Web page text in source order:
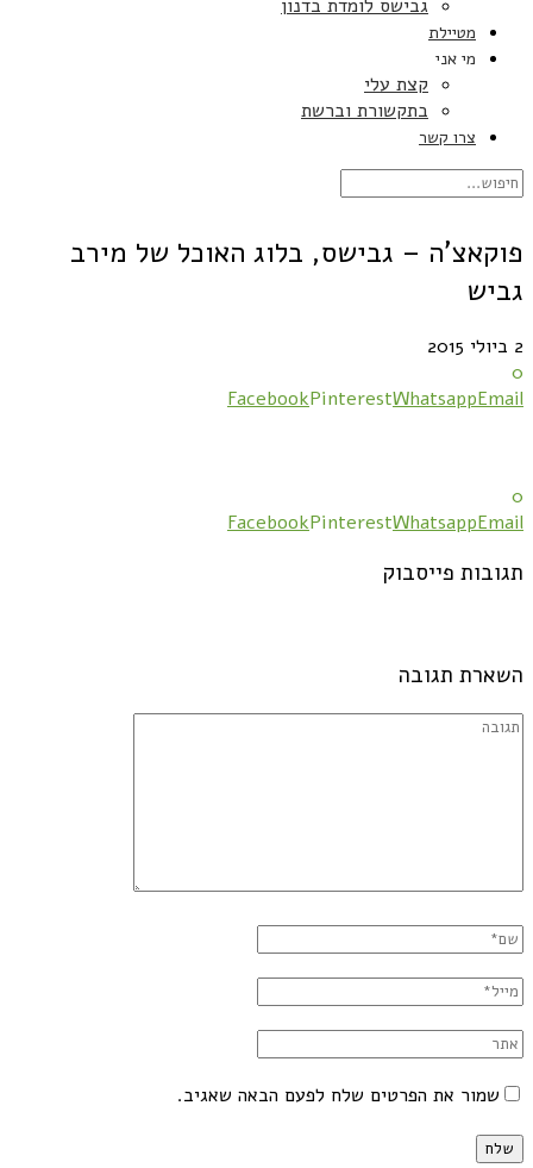
גבישס לומדת בדנון
מטיילת
מי אני
קצת עלי
בתקשורת וברשת
צרו קשר
פוקאצ'ה – גבישס, בלוג האוכל של מירב
גביש
2 ביולי 2015
0
FacebookPinterestWhatsappEmail
0
FacebookPinterestWhatsappEmail
תגובות פייסבוק
השארת תגובה
שמור את הפרטים שלח לפעם הבאה שאגיב.